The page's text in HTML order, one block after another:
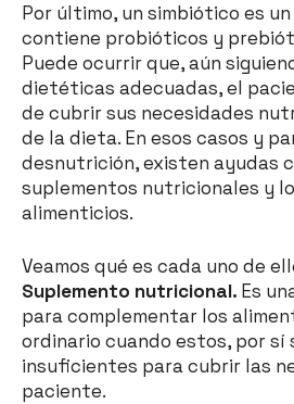
Por último, un simbiótico es
contiene probióticos y
Puede ocurrir que, aún
dietéticas adecuadas, el
de cubrir sus necesidades
de la dieta. En esos casos y
desnutrición, existen ayudas
suplementos nutricionales y
alimenticios.
Veamos qué es cada uno de
Suplemento nutricional. Es
para complementar los
ordinario cuando estos, por sí
insuficientes para cubrir las
paciente.